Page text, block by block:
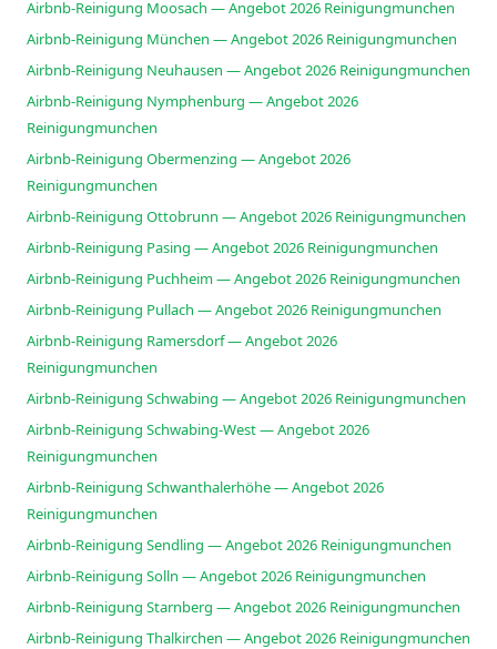
Airbnb-Reinigung Moosach — Angebot 2026 Reinigungmunchen
Airbnb-Reinigung München — Angebot 2026 Reinigungmunchen
Airbnb-Reinigung Neuhausen — Angebot 2026 Reinigungmunchen
Airbnb-Reinigung Nymphenburg — Angebot 2026
Reinigungmunchen
Airbnb-Reinigung Obermenzing — Angebot 2026
Reinigungmunchen
Airbnb-Reinigung Ottobrunn — Angebot 2026 Reinigungmunchen
Airbnb-Reinigung Pasing — Angebot 2026 Reinigungmunchen
Airbnb-Reinigung Puchheim — Angebot 2026 Reinigungmunchen
Airbnb-Reinigung Pullach — Angebot 2026 Reinigungmunchen
Airbnb-Reinigung Ramersdorf — Angebot 2026
Reinigungmunchen
Airbnb-Reinigung Schwabing — Angebot 2026 Reinigungmunchen
Airbnb-Reinigung Schwabing-West — Angebot 2026
Reinigungmunchen
Airbnb-Reinigung Schwanthalerhöhe — Angebot 2026
Reinigungmunchen
Airbnb-Reinigung Sendling — Angebot 2026 Reinigungmunchen
Airbnb-Reinigung Solln — Angebot 2026 Reinigungmunchen
Airbnb-Reinigung Starnberg — Angebot 2026 Reinigungmunchen
Airbnb-Reinigung Thalkirchen — Angebot 2026 Reinigungmunchen